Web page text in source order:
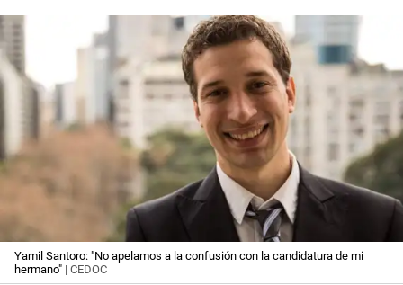
Yamil Santoro: "No apelamos a la confusión con la candidatura de mi
hermano" | CEDOC